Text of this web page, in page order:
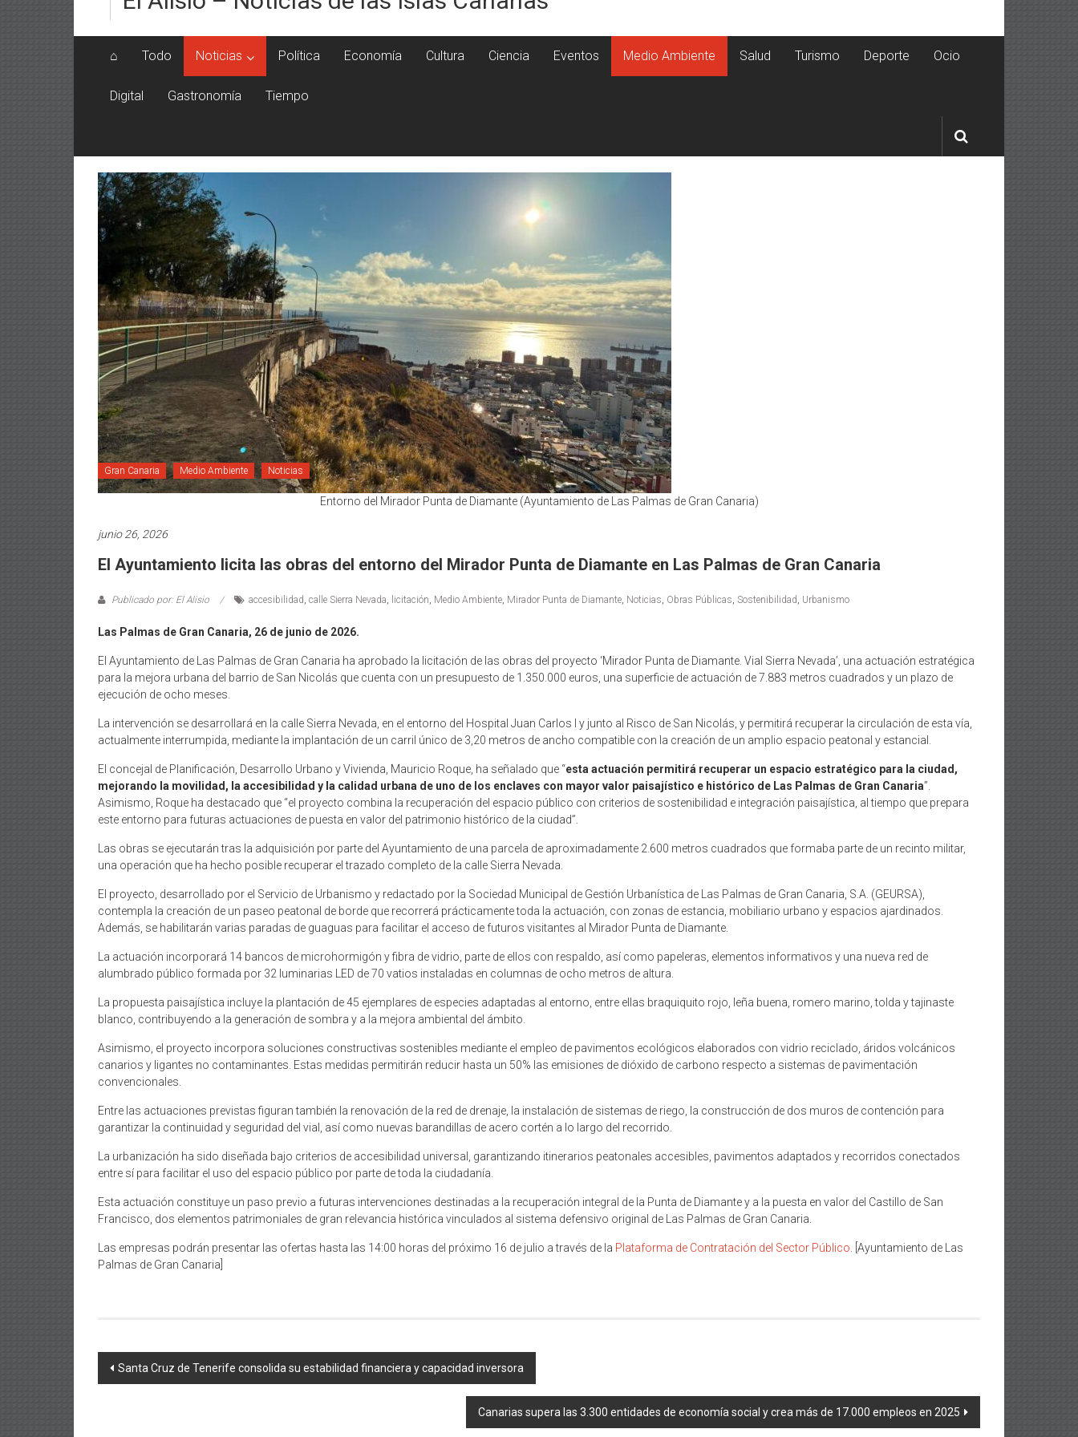
⌂ Todo Noticias Política Economía Cultura Ciencia Eventos Medio Ambiente Salud Turismo Deporte Ocio
Digital Gastronomía Tiempo
Gran Canaria Medio Ambiente Noticias
Entorno del Mirador Punta de Diamante (Ayuntamiento de Las Palmas de Gran Canaria)
junio 26, 2026
El Ayuntamiento licita las obras del entorno del Mirador Punta de Diamante en Las Palmas de Gran Canaria
Publicado por: El Alisio accesibilidad, calle Sierra Nevada, licitación, Medio Ambiente, Mirador Punta de Diamante, Noticias, Obras Públicas, Sostenibilidad, Urbanismo
Las Palmas de Gran Canaria, 26 de junio de 2026.
El Ayuntamiento de Las Palmas de Gran Canaria ha aprobado la licitación de las obras del proyecto ‘Mirador Punta de Diamante. Vial Sierra Nevada’, una actuación estratégica
para la mejora urbana del barrio de San Nicolás que cuenta con un presupuesto de 1.350.000 euros, una superficie de actuación de 7.883 metros cuadrados y un plazo de
ejecución de ocho meses.
La intervención se desarrollará en la calle Sierra Nevada, en el entorno del Hospital Juan Carlos I y junto al Risco de San Nicolás, y permitirá recuperar la circulación de esta vía,
actualmente interrumpida, mediante la implantación de un carril único de 3,20 metros de ancho compatible con la creación de un amplio espacio peatonal y estancial.
El concejal de Planificación, Desarrollo Urbano y Vivienda, Mauricio Roque, ha señalado que “esta actuación permitirá recuperar un espacio estratégico para la ciudad,
mejorando la movilidad, la accesibilidad y la calidad urbana de uno de los enclaves con mayor valor paisajístico e histórico de Las Palmas de Gran Canaria”.
Asimismo, Roque ha destacado que “el proyecto combina la recuperación del espacio público con criterios de sostenibilidad e integración paisajística, al tiempo que prepara
este entorno para futuras actuaciones de puesta en valor del patrimonio histórico de la ciudad”.
Las obras se ejecutarán tras la adquisición por parte del Ayuntamiento de una parcela de aproximadamente 2.600 metros cuadrados que formaba parte de un recinto militar,
una operación que ha hecho posible recuperar el trazado completo de la calle Sierra Nevada.
El proyecto, desarrollado por el Servicio de Urbanismo y redactado por la Sociedad Municipal de Gestión Urbanística de Las Palmas de Gran Canaria, S.A. (GEURSA),
contempla la creación de un paseo peatonal de borde que recorrerá prácticamente toda la actuación, con zonas de estancia, mobiliario urbano y espacios ajardinados.
Además, se habilitarán varias paradas de guaguas para facilitar el acceso de futuros visitantes al Mirador Punta de Diamante.
La actuación incorporará 14 bancos de microhormigón y fibra de vidrio, parte de ellos con respaldo, así como papeleras, elementos informativos y una nueva red de
alumbrado público formada por 32 luminarias LED de 70 vatios instaladas en columnas de ocho metros de altura.
La propuesta paisajística incluye la plantación de 45 ejemplares de especies adaptadas al entorno, entre ellas braquiquito rojo, leña buena, romero marino, tolda y tajinaste
blanco, contribuyendo a la generación de sombra y a la mejora ambiental del ámbito.
Asimismo, el proyecto incorpora soluciones constructivas sostenibles mediante el empleo de pavimentos ecológicos elaborados con vidrio reciclado, áridos volcánicos
canarios y ligantes no contaminantes. Estas medidas permitirán reducir hasta un 50% las emisiones de dióxido de carbono respecto a sistemas de pavimentación
convencionales.
Entre las actuaciones previstas figuran también la renovación de la red de drenaje, la instalación de sistemas de riego, la construcción de dos muros de contención para
garantizar la continuidad y seguridad del vial, así como nuevas barandillas de acero cortén a lo largo del recorrido.
La urbanización ha sido diseñada bajo criterios de accesibilidad universal, garantizando itinerarios peatonales accesibles, pavimentos adaptados y recorridos conectados
entre sí para facilitar el uso del espacio público por parte de toda la ciudadanía.
Esta actuación constituye un paso previo a futuras intervenciones destinadas a la recuperación integral de la Punta de Diamante y a la puesta en valor del Castillo de San
Francisco, dos elementos patrimoniales de gran relevancia histórica vinculados al sistema defensivo original de Las Palmas de Gran Canaria.
Las empresas podrán presentar las ofertas hasta las 14:00 horas del próximo 16 de julio a través de la Plataforma de Contratación del Sector Público . [Ayuntamiento de Las
Palmas de Gran Canaria]
Navegación
Santa Cruz de Tenerife consolida su estabilidad financiera y capacidad inversora
Canarias supera las 3.300 entidades de economía social y crea más de 17.000 empleos en 2025